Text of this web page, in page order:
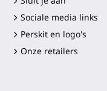
Sociale media links
Perskit en logo's
Onze retailers